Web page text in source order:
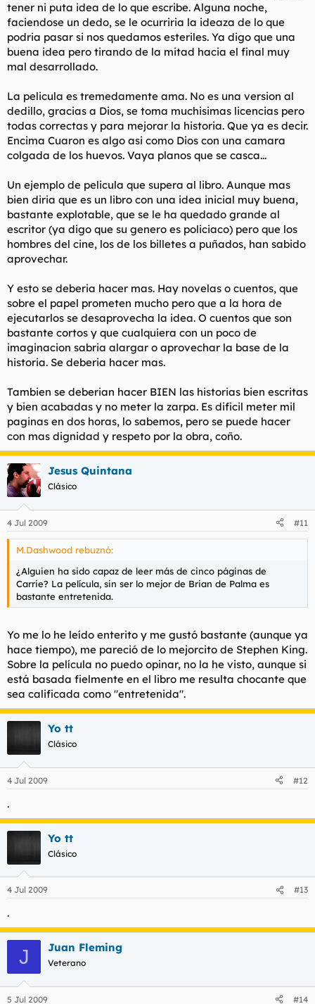
tener ni puta idea de lo que escribe. Alguna noche,
faciendose un dedo, se le ocurriria la ideaza de lo que
podria pasar si nos quedamos esteriles. Ya digo que una
buena idea pero tirando de la mitad hacia el final muy
mal desarrollado.
La pelicula es tremedamente ama. No es una version al
dedillo, gracias a Dios, se toma muchisimas licencias pero
todas correctas y para mejorar la historia. Que ya es decir.
Encima Cuaron es algo asi como Dios con una camara
colgada de los huevos. Vaya planos que se casca...
Un ejemplo de pelicula que supera al libro. Aunque mas
bien diria que es un libro con una idea inicial muy buena,
bastante explotable, que se le ha quedado grande al
escritor (ya digo que su genero es policiaco) pero que los
hombres del cine, los de los billetes a puñados, han sabido
aprovechar.
Y esto se deberia hacer mas. Hay novelas o cuentos, que
sobre el papel prometen mucho pero que a la hora de
ejecutarlos se desaprovecha la idea. O cuentos que son
bastante cortos y que cualquiera con un poco de
imaginacion sabria alargar o aprovechar la base de la
historia. Se deberia hacer mas.
Tambien se deberian hacer BIEN las historias bien escritas
y bien acabadas y no meter la zarpa. Es dificil meter mil
paginas en dos horas, lo sabemos, pero se puede hacer
con mas dignidad y respeto por la obra, coño.
Jesus Quintana
Clásico
4 Jul 2009 #11
M.Dashwood rebuznó:
¿Alguien ha sido capaz de leer más de cinco páginas de
Carrie? La película, sin ser lo mejor de Brian de Palma es
bastante entretenida.
Yo me lo he leído enterito y me gustó bastante (aunque ya
hace tiempo), me pareció de lo mejorcito de Stephen King.
Sobre la película no puedo opinar, no la he visto, aunque si
está basada fielmente en el libro me resulta chocante que
sea calificada como "entretenida".
Yo tt
Clásico
4 Jul 2009 #12
.
Yo tt
Clásico
4 Jul 2009 #13
.
J Juan Fleming
Veterano
5 Jul 2009 #14